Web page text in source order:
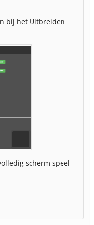
bij het Uitbreiden
scherm speel